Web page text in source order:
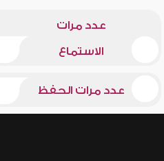
عدد مرات
الاستماع
عدد مرات الحفظ